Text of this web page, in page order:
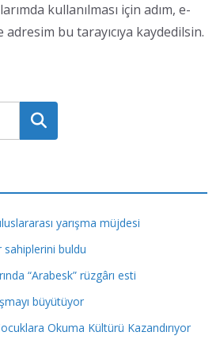
kullanılması için adım, e-
bu tarayıcıya kaydedilsin.
Ara
yarışma müjdesi
sahiplerini buldu
“Arabesk” rüzgârı esti
büyütüyor
Okuma Kültürü Kazandırıyor